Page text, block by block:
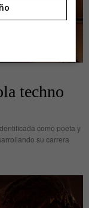
techno
como poeta y
su carrera